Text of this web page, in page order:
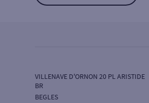
VILLENAVE D'ORNON 20 PL ARISTIDE
BR
BEGLES